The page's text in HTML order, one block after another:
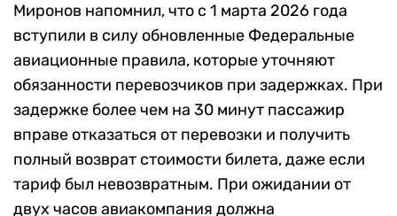
Миронов напомнил, что с 1 марта 2026 года
вступили в силу обновленные Федеральные
авиационные правила, которые уточняют
обязанности перевозчиков при задержках. При
задержке более чем на 30 минут пассажир
вправе отказаться от перевозки и получить
полный возврат стоимости билета, даже если
тариф был невозвратным. При ожидании от
двух часов авиакомпания должна